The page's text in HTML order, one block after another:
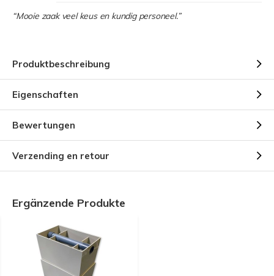
“Mooie zaak veel keus en kundig personeel.”
Produktbeschreibung
Eigenschaften
Bewertungen
Verzending en retour
Ergänzende Produkte